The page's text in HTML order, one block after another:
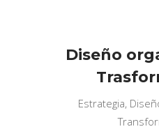
Diseño
Estrategia,